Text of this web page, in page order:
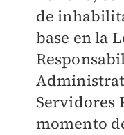
de
base en la
Servidores
momento